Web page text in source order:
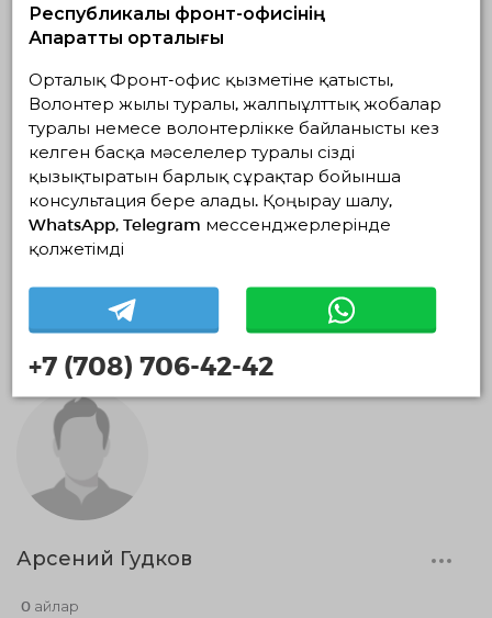
LiveOddsFan Алексей
Смирнов
Арсений Гудков
0 айлар
Республикалық фронт-офисінің
Ақпараттық орталығы
Орталық Фронт-офис қызметіне қатысты,
Волонтер жылы туралы, жалпыұлттық жобалар
туралы немесе волонтерлікке байланысты кез
келген басқа мәселелер туралы сізді
қызықтыратын барлық сұрақтар бойынша
консультация бере алады. Қоңырау шалу,
WhatsApp, Telegram мессенджерлерінде
қолжетімді
+7 (708) 706-42-42